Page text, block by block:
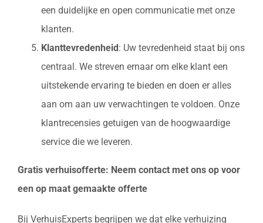
een duidelijke en open communicatie met onze
klanten.
Klanttevredenheid : Uw tevredenheid staat bij ons
centraal. We streven ernaar om elke klant een
uitstekende ervaring te bieden en doen er alles
aan om aan uw verwachtingen te voldoen. Onze
klantrecensies getuigen van de hoogwaardige
service die we leveren.
Gratis verhuisofferte: Neem contact met ons op voor
een op maat gemaakte offerte
Bij VerhuisExperts begrijpen we dat elke verhuizing